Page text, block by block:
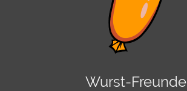
Wurst-Freunde